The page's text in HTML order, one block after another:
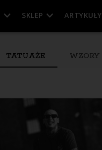
SKLEP ARTYKUŁY
TATUAŻE WZORY